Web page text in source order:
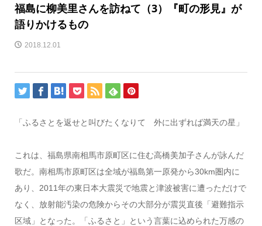
福島に柳美里さんを訪ねて（3）『町の形見』が
語りかけるもの
2018.12.01
「ふるさとを返せと叫びたくなりて 外に出ずれば満天の星」
これは、福島県南相馬市原町区に住む高橋美加子さんが詠んだ
歌だ。南相馬市原町区は全域が福島第一原発から30km圏内に
あり、2011年の東日本大震災で地震と津波被害に遭っただけで
なく、放射能汚染の危険からその大部分が震災直後「避難指示
区域」となった。「ふるさと」という言葉に込められた万感の